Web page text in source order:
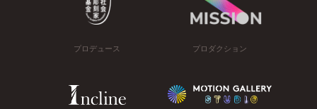
プロデュース プロダクション